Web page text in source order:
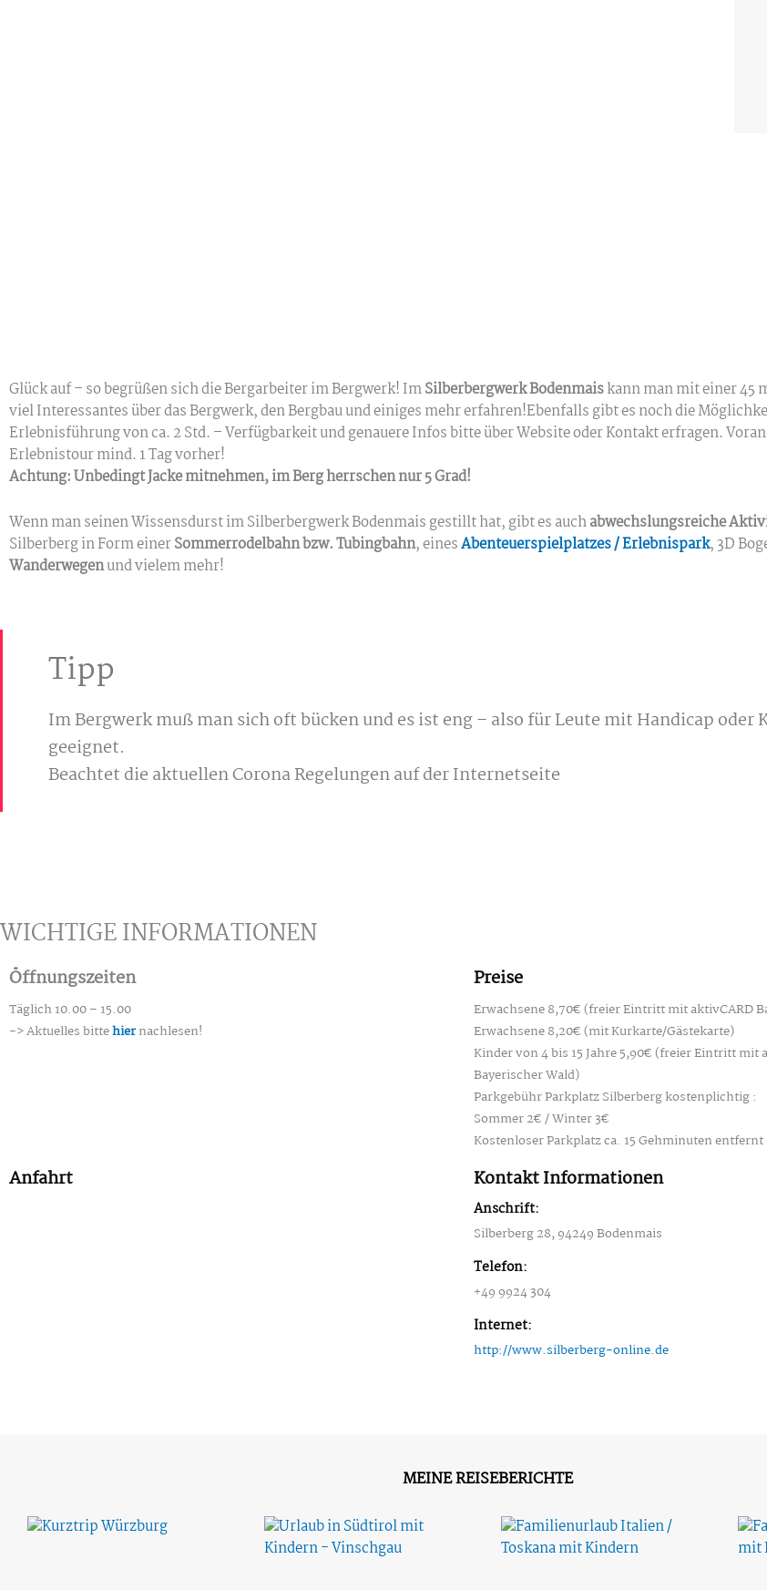
Glück auf – so begrüßen sich die Bergarbeiter im Bergwerk! ImSilberbergwerk Bodenmaiskann man mit einer 45
viel Interessantes über das Bergwerk, den Bergbau und einiges mehr erfahren!Ebenfalls gibt es noch die
Erlebnisführung von ca. 2 Std. – Verfügbarkeit und genauere Infos bitte über Website oder Kontakt erfragen.
Erlebnistour mind. 1 Tag vorher!
Achtung: Unbedingt Jacke mitnehmen, im Berg herrschen nur 5 Grad!
Wenn man seinen Wissensdurst im Silberbergwerk Bodenmais gestillt hat, gibt es auchabwechslungsreiche
Silberberg in Form einerSommerrodelbahn bzw. Tubingbahn, einesAbenteuerspielplatzes / Erlebnispark, 3D
Wanderwegenund vielem mehr!
Tipp
Im Bergwerk muß man sich oft bücken und es ist eng – also für Leute mit Handicap oder
geeignet.
Beachtet die aktuellen Corona Regelungen auf der Internetseite
WICHTIGE INFORMATIONEN
Öffnungszeiten
Täglich 10.00 – 15.00
-> Aktuelles bittehiernachlesen!
Preise
Erwachsene 8,70€ (freier Eintritt mit aktivCARD
Erwachsene 8,20€ (mit Kurkarte/Gästekarte)
Kinder von 4 bis 15 Jahre 5,90€ (freier Eintritt mit
Bayerischer Wald)
Parkgebühr Parkplatz Silberberg kostenplichtig :
Sommer 2€ / Winter 3€
Kostenloser Parkplatz ca. 15 Gehminuten entfernt
Anfahrt Kontakt Informationen
Anschrift:
Silberberg 28, 94249 Bodenmais
Telefon:
+49 9924 304
Internet:
http://www.silberberg-online.de
MEINE REISEBERICHTE